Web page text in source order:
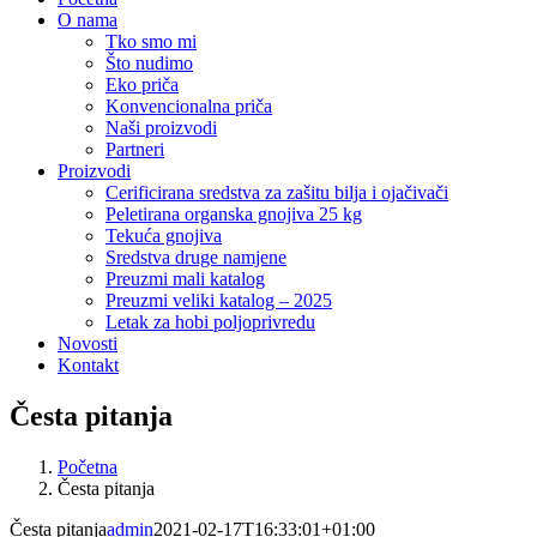
O nama
Tko smo mi
Što nudimo
Eko priča
Konvencionalna priča
Naši proizvodi
Partneri
Proizvodi
Cerificirana sredstva za zašitu bilja i ojačivači
Peletirana organska gnojiva 25 kg
Tekuća gnojiva
Sredstva druge namjene
Preuzmi mali katalog
Preuzmi veliki katalog – 2025
Letak za hobi poljoprivredu
Novosti
Kontakt
Česta pitanja
Početna
Česta pitanja
Česta pitanjaadmin2021-02-17T16:33:01+01:00